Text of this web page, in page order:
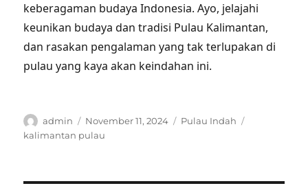
keberagaman budaya Indonesia. Ayo, jelajahi
keunikan budaya dan tradisi Pulau Kalimantan,
dan rasakan pengalaman yang tak terlupakan di
pulau yang kaya akan keindahan ini.
Author
admin
Posted
on
November 11, 2024 Categories
Pulau Indah
kalimantan pulau